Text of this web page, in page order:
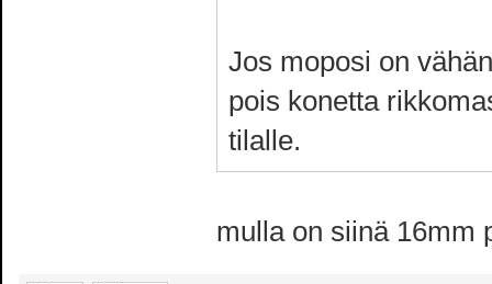
Jos moposi on
pois konetta
tilalle.
mulla on siinä 16mm